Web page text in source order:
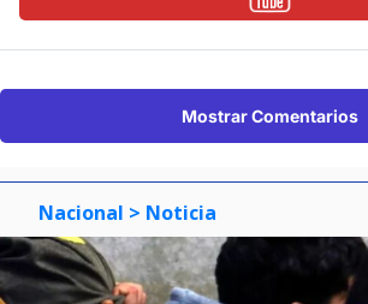
Mostrar Comentarios
Nacional > Noticia